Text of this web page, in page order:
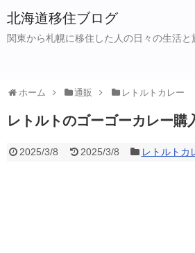
北海道移住ブログ
関東から札幌に移住した人の日々の生活
ホーム 通販 レトルトカレー
レトルトのゴーゴーカレー購
2025/3/8 2025/3/8 レトルトカ